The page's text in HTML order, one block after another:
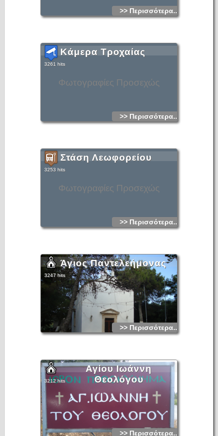
>> Περισσότερα...
Φωτογραφίες Προσεχώς
Κάμερα Τροχαίας
3261 hits
>> Περισσότερα...
Φωτογραφίες Προσεχώς
Στάση Λεωφορείου
3253 hits
>> Περισσότερα...
Άγιος Παντελεήμονας
3247 hits
>> Περισσότερα...
Αγίου Ιωάννη
Θεολόγου
3212 hits
>> Περισσότερα...